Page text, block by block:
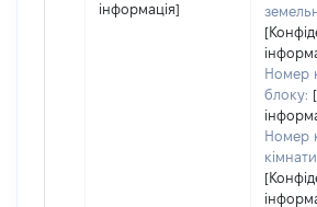
інформація]
Номер
блоку:
Номер